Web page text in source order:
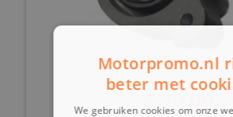
€ 29,99
Motorpromo.nl
beter met
We gebruiken cookies om onze